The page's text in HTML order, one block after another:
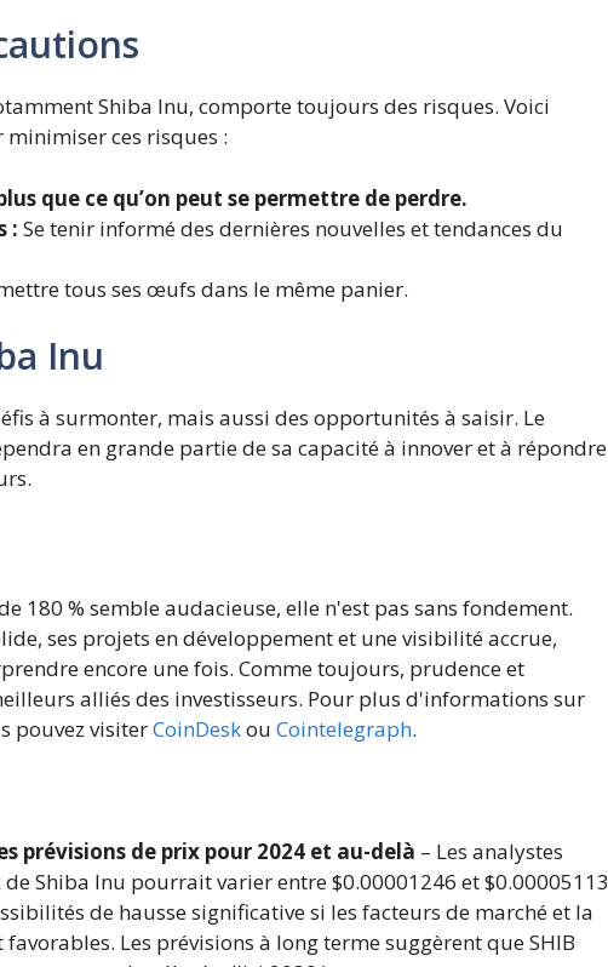
Shiba Inu, comporte toujours des risques. Voici
ces risques :
que ce qu’on peut se permettre de perdre.
: Se tenir informé des dernières nouvelles et tendances du
tous ses œufs dans le même panier.
Inu
à surmonter, mais aussi des opportunités à saisir. Le
en grande partie de sa capacité à innover et à répondre
180 % semble audacieuse, elle n'est pas sans fondement.
ses projets en développement et une visibilité accrue,
encore une fois. Comme toujours, prudence et
alliés des investisseurs. Pour plus d'informations sur
pouvez visiterCoinDeskou Cointelegraph.
prévisions de prix pour 2024 et au-delà – Les analystes
Shiba Inu pourrait varier entre $0.00001246 et $0.00005113
de hausse significative si les facteurs de marché et la
Les prévisions à long terme suggèrent que SHIB